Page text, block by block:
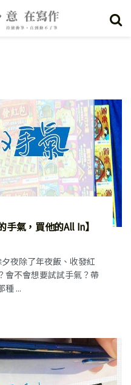
氣，買他的All In】
夜除了年夜飯、收發紅
不會想要試試手氣？帶
種 ...